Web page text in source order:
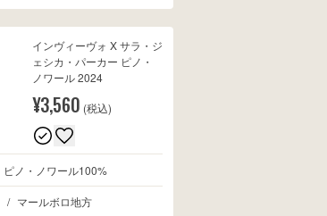
インヴィーヴォ X サラ・ジ
ェシカ・パーカー ピノ・
ノワール 2024
¥3,560 (税込)
ピノ・ノワール100%
/ マールボロ地方